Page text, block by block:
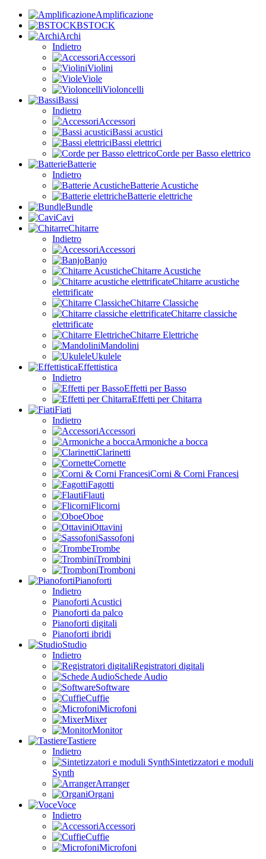
Amplificazione
BSTOCK
Archi
Indietro
Accessori
Violini
Viole
Violoncelli
Bassi
Indietro
Accessori
Bassi acustici
Bassi elettrici
Corde per Basso elettrico
Batterie
Indietro
Batterie Acustiche
Batterie elettriche
Bundle
Cavi
Chitarre
Indietro
Accessori
Banjo
Chitarre Acustiche
Chitarre acustiche
elettrificate
Chitarre Classiche
Chitarre classiche
elettrificate
Chitarre Elettriche
Mandolini
Ukulele
Effettistica
Indietro
Effetti per Basso
Effetti per Chitarra
Fiati
Indietro
Accessori
Armoniche a bocca
Clarinetti
Cornette
Corni & Corni Francesi
Fagotti
Flauti
Flicorni
Oboe
Ottavini
Sassofoni
Trombe
Trombini
Tromboni
Pianoforti
Indietro
Pianoforti Acustici
Pianoforti da palco
Pianoforti digitali
Pianoforti ibridi
Studio
Indietro
Registratori digitali
Schede Audio
Software
Cuffie
Microfoni
Mixer
Monitor
Tastiere
Indietro
Sintetizzatori e moduli
Synth
Arranger
Organi
Voce
Indietro
Accessori
Cuffie
Microfoni